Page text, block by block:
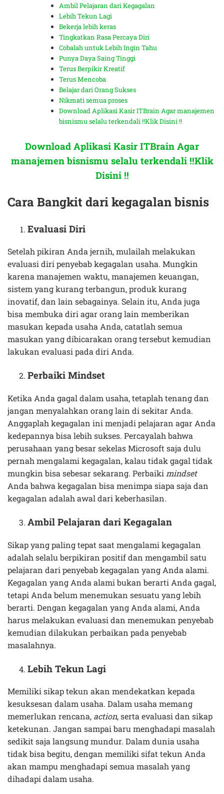
Ambil Pelajaran dari Kegagalan
Lebih Tekun Lagi
Bekerja lebih keras
Tingkatkan Rasa Percaya Diri
Cobalah untuk Lebih Ingin Tahu
Punya Daya Saing Tinggi
Terus Berpikir Kreatif
Terus Mencoba
Belajar dari Orang Sukses
Nikmati semua proses
Download Aplikasi Kasir ITBrain Agar manajemen
bisnismu selalu terkendali !!Klik Disini !!
Download Aplikasi Kasir ITBrain Agar
manajemen bisnismu selalu terkendali !!Klik
Disini !!
Cara Bangkit dari kegagalan bisnis
Evaluasi Diri
Setelah pikiran Anda jernih, mulailah melakukan
evaluasi diri penyebab kegagalan usaha. Mungkin
karena manajemen waktu, manajemen keuangan,
sistem yang kurang terbangun, produk kurang
inovatif, dan lain sebagainya. Selain itu, Anda juga
bisa membuka diri agar orang lain memberikan
masukan kepada usaha Anda, catatlah semua
masukan yang dibicarakan orang tersebut kemudian
lakukan evaluasi pada diri Anda.
Perbaiki Mindset
Ketika Anda gagal dalam usaha, tetaplah tenang dan
jangan menyalahkan orang lain di sekitar Anda.
Anggaplah kegagalan ini menjadi pelajaran agar Anda
kedepannya bisa lebih sukses. Percayalah bahwa
perusahaan yang besar sekelas Microsoft saja dulu
pernah mengalami kegagalan, kalau tidak gagal tidak
mungkin bisa sebesar sekarang. Perbaiki mindset
Anda bahwa kegagalan bisa menimpa siapa saja dan
kegagalan adalah awal dari keberhasilan.
Ambil Pelajaran dari Kegagalan
Sikap yang paling tepat saat mengalami kegagalan
adalah selalu berpikiran positif dan mengambil satu
pelajaran dari penyebab kegagalan yang Anda alami.
Kegagalan yang Anda alami bukan berarti Anda gagal,
tetapi Anda belum menemukan sesuatu yang lebih
berarti. Dengan kegagalan yang Anda alami, Anda
harus melakukan evaluasi dan menemukan penyebab
kemudian dilakukan perbaikan pada penyebab
masalahnya.
Lebih Tekun Lagi
Memiliki sikap tekun akan mendekatkan kepada
kesuksesan dalam usaha. Dalam usaha memang
memerlukan rencana, action, serta evaluasi dan sikap
ketekunan. Jangan sampai baru menghadapi masalah
sedikit saja langsung mundur. Dalam dunia usaha
tidak bisa begitu, dengan memiliki sifat tekun Anda
akan mampu menghadapi semua masalah yang
dihadapi dalam usaha.